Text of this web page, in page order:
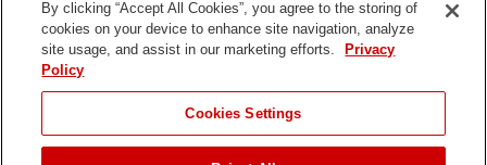
Connectez-vous avec nous
By clicking “Accept All Cookies”, you agree to the storing of
cookies on your device to enhance site navigation, analyze
site usage, and assist in our marketing efforts.
Privacy
Policy
Cookies Settings